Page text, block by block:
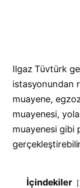
Ilgaz Tüvtürk
istasyonundan
muayene,
muayenesi,
muayenesi gibi
İçindekiler